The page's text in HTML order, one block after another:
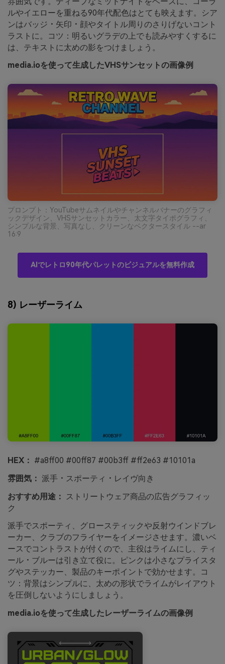
ルやイエローを重ねる90年代配色はとても映えます。シア
ンはバッジ・矢印・顔やタイトル周りのさりげないコント
ラストに。コツ：明るいグラデの上でも読みやすくするに
は、テキストに太めの影をつけましょう。
media.ioを使って生成したVHSサンセットの画像例
プロンプト：YouTubeサムネイルやチャンネルバナーのグラフィ
ックデザイン、VHSサンセットカラー、太文字タイポグラフィ、
シンプルな背景、写真なし、クリーンなベクタースタイル --ar
16:9
AIでレトロ90年代パレットのビジュアルを無料作成
8) レーザーライム
HEX： #a8ff00 #00ff87 #00b3ff #ff2e63 #10101a
雰囲気： 派手・スポーティ・レイヴ向き
おすすめ用途：
ストリートウェア商品の広告グラフィッ
ク
派手でスポーティ、グロースティックや反射ウインドブレ
ーカー、クラブのフライヤーをイメージさせます。濃いベ
ースでコントラストが付くので、主役はライムにし、ティ
ール・ブルーは引き立て役に。ピンクは小さなプライスタ
グやステッカー、製品のキーポイントで効かせます。コ
ツ：背景はシンプルに、太めの形状でライムがレイアウト
を圧倒しないようにしましょう。
media.ioを使って生成したレーザーライムの画像例